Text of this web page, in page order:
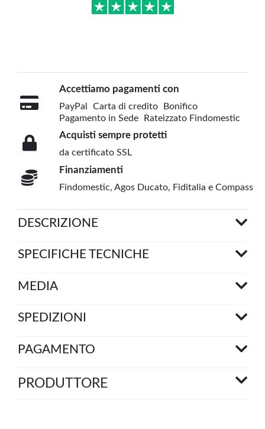
Accettiamo pagamenti con
PayPal Carta di credito
Bonifico
Pagamento in Sede
Rateizzato Findomestic
Acquisti sempre protetti
da certificato SSL
Finanziamenti
Findomestic, Agos Ducato, Fiditalia e Compass
DESCRIZIONE
SPECIFICHE TECNICHE
MEDIA
SPEDIZIONI
PAGAMENTO
PRODUTTORE